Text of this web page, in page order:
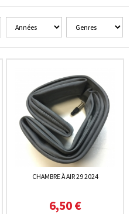
CHAMBRE À AIR 29 2024
6,50 €